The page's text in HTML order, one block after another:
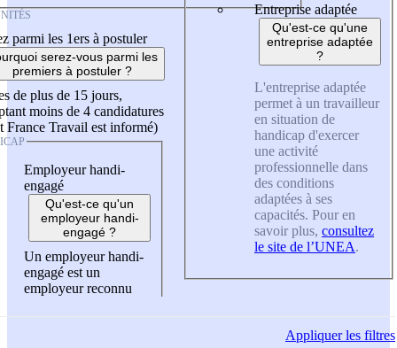
parmi les 1ers à postuler
serez-vous parmi les
premiers à postuler ?
de plus de 15 jours,
moins de 4 candidatures
France Travail est informé)
Employeur handi-
engagé
Qu'est-ce qu'un
employeur handi-
engagé ?
Un employeur handi-
engagé est un
employeur reconnu
Entreprise adaptée
Qu'est-ce qu'une
entreprise adaptée
?
L'entreprise adaptée
permet à un travailleur
en situation de
handicap d'exercer
une activité
professionnelle dans
des conditions
adaptées à ses
capacités. Pour en
savoir plus, consultez
le site de l’UNEA.
Appliquerles filtres